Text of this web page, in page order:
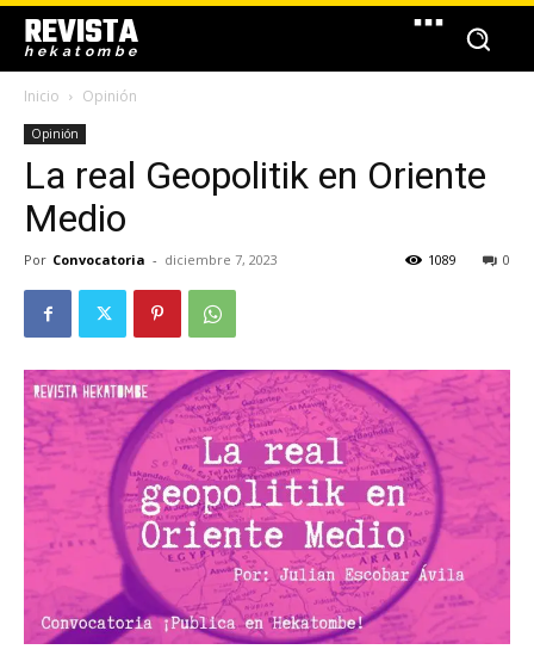
REVISTA
hekatombe
Inicio Opinión
Opinión
La real Geopolitik en Oriente
Medio
Por Convocatoria - diciembre 7, 2023 0
1089